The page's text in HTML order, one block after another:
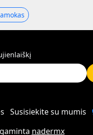
Susisiekite su mumis
nadermx